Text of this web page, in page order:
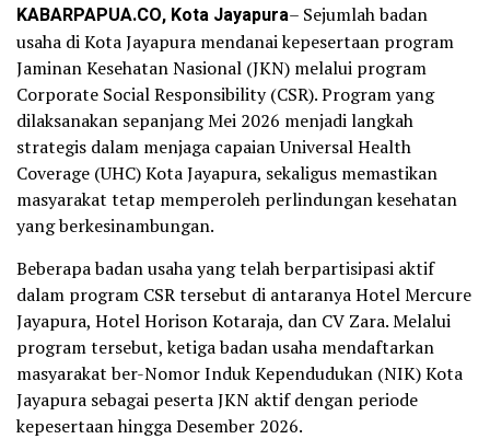
KABARPAPUA.CO, Kota Jayapura– Sejumlah badan
usaha di Kota Jayapura mendanai kepesertaan program
Jaminan Kesehatan Nasional (JKN) melalui program
Corporate Social Responsibility (CSR). Program yang
dilaksanakan sepanjang Mei 2026 menjadi langkah
strategis dalam menjaga capaian Universal Health
Coverage (UHC) Kota Jayapura, sekaligus memastikan
masyarakat tetap memperoleh perlindungan kesehatan
yang berkesinambungan.
Beberapa badan usaha yang telah berpartisipasi aktif
dalam program CSR tersebut di antaranya Hotel Mercure
Jayapura, Hotel Horison Kotaraja, dan CV Zara. Melalui
program tersebut, ketiga badan usaha mendaftarkan
masyarakat ber-Nomor Induk Kependudukan (NIK) Kota
Jayapura sebagai peserta JKN aktif dengan periode
kepesertaan hingga Desember 2026.